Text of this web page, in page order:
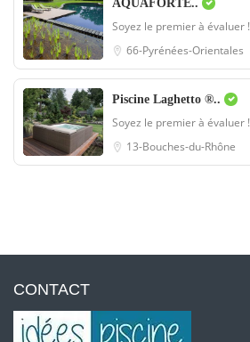
AQUAFORTE..
Soyez le premier à évaluer !
66-Pyrénées-Orientales
Piscine Laghetto ®..
Soyez le premier à évaluer !
13-Bouches-du-Rhône
CONTACT